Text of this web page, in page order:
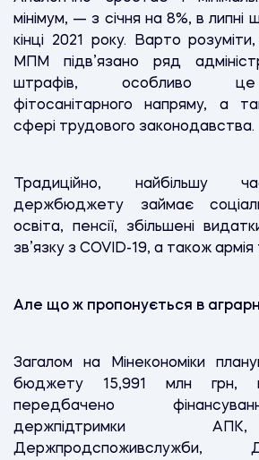
мінімум, — з січня на 8%, в липні
кінці 2021 року. Варто
МПМ підв’язано ряд
штрафів, особливо це
фітосанітарного напряму, а
сфері трудового законодавства.
Традиційно, найбільшу
держбюджету займає
освіта, пенсії, збільшені
зв’язку з COVID-19, а також
Але що ж пропонується в
Загалом на Мінекономіки
бюджету 15,991 млн грн,
передбачено
держпідтримки
Держпродспоживслужби,